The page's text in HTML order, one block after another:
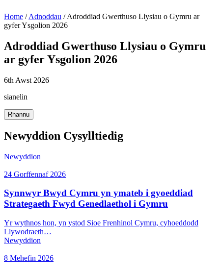
Home /Adnoddau /Adroddiad Gwerthuso Llysiau o Gymru ar
gyfer Ysgolion 2026
Adroddiad Gwerthuso Llysiau o Gymru
ar gyfer Ysgolion 2026
6th Awst 2026
sianelin
Rhannu
Newyddion Cysylltiedig
Newyddion
24 Gorffennaf 2026
Synnwyr Bwyd Cymru yn ymateb i gyoeddiad
Strategaeth Fwyd Genedlaethol i Gymru
Yr wythnos hon, yn ystod Sioe Frenhinol Cymru, cyhoeddodd
Llywodraeth…
Newyddion
8 Mehefin 2026